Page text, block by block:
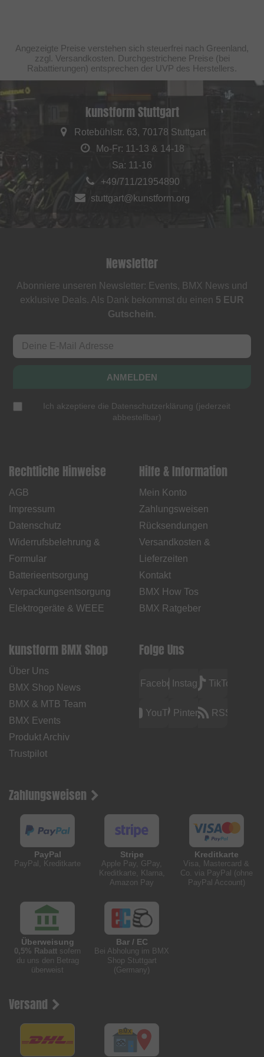
Angezeigte Preise verstehen sich steuerfrei nach Greenland,
zzgl. Versandkosten. Durchgestrichene Preise (bei
Rabattierungen) entsprechen der UVP des Herstellers.
kunstform Stuttgart
Rotebühlstr. 63, 70178 Stuttgart
Mo-Fr: 11-13 & 14-18
Sa: 11-16
+49/711/21954890
stuttgart@kunstform.org
Newsletter
Abonniere unseren Newsletter: Events, BMX News und
exklusive Deals. Als Dank bekommst du einen 5 EUR
Gutschein.
ANMELDEN
Ich akzeptiere die Datenschutzerklärung (jederzeit
abbestellbar)
Rechtliche Hinweise
AGB
Impressum
Datenschutz
Widerrufsbelehrung &
Formular
Batterieentsorgung
Verpackungsentsorgung
Elektrogeräte & WEEE
Hilfe & Information
Mein Konto
Zahlungsweisen
Rücksendungen
Versandkosten &
Lieferzeiten
Kontakt
BMX How Tos
BMX Ratgeber
kunstform BMX Shop
Über Uns
BMX Shop News
BMX & MTB Team
BMX Events
Produkt Archiv
Trustpilot
Folge Uns
FacebookInstagramTikTok
YouTubePinterest RSS
Zahlungsweisen
PayPal
PayPal, Kreditkarte
Stripe
Apple Pay, GPay,
Kreditkarte, Klarna,
Amazon Pay
Kreditkarte
Visa, Mastercard &
Co. via PayPal (ohne
PayPal Account)
Überweisung
0,5% Rabatt sofern
du uns den Betrag
überweist
Bar / EC
Bei Abholung im BMX
Shop Stuttgart
(Germany)
Versand